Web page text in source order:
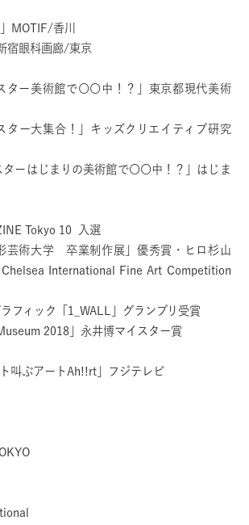
MOTIF/香川
宿眼科画廊/東京
ー美術館で〇〇中！？」東京都現代美術
ー大集合！」キッズクリエイティブ研究
ーはじまりの美術館で〇〇中！？」はじま
Tokyo 10 入選
芸術大学 卒業制作展」優秀賞・ヒロ杉山
International Fine Art Competition
フィック「1_WALL」グランプリ受賞
2018」永井博マイスター賞
叫ぶアートAh!!rt」フジテレビ